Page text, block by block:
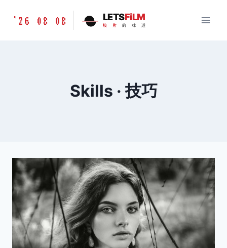
胶
'26 08 08 LETSFiLM
胶 片 的 味 道
Skills · 技巧